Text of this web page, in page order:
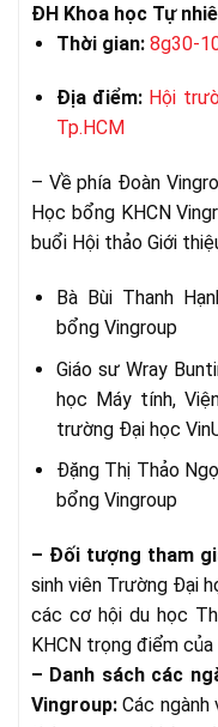
ĐH Khoa học Tự
Thời gian: 8g30-
Địa điểm: Hội
Tp.HCM
– Về phía Đoàn
Học bổng KHCN
buổi Hội thảo Giới
Bà Bùi Thanh
bổng Vingroup
Giáo sư Wray
học Máy tính,
trường Đại học
Đặng Thị Thảo
bổng Vingroup
– Đối tượng tham
sinh viên Trường Đại
các cơ hội du học
KHCN trọng điểm
– Danh sách các
Vingroup: Các